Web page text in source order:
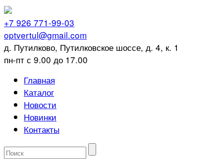
+7 926 771-99-03
optvertul@gmail.com
д. Путилково, Путилковское шоссе, д. 4, к. 1
пн-пт с 9.00 до 17.00
Главная
Каталог
Новости
Новинки
Контакты